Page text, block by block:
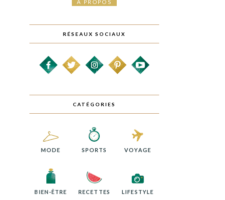
À PROPOS
RÉSEAUX SOCIAUX
CATÉGORIES
MODE SPORTS VOYAGE
BIEN-ÊTRE RECETTES LIFESTYLE